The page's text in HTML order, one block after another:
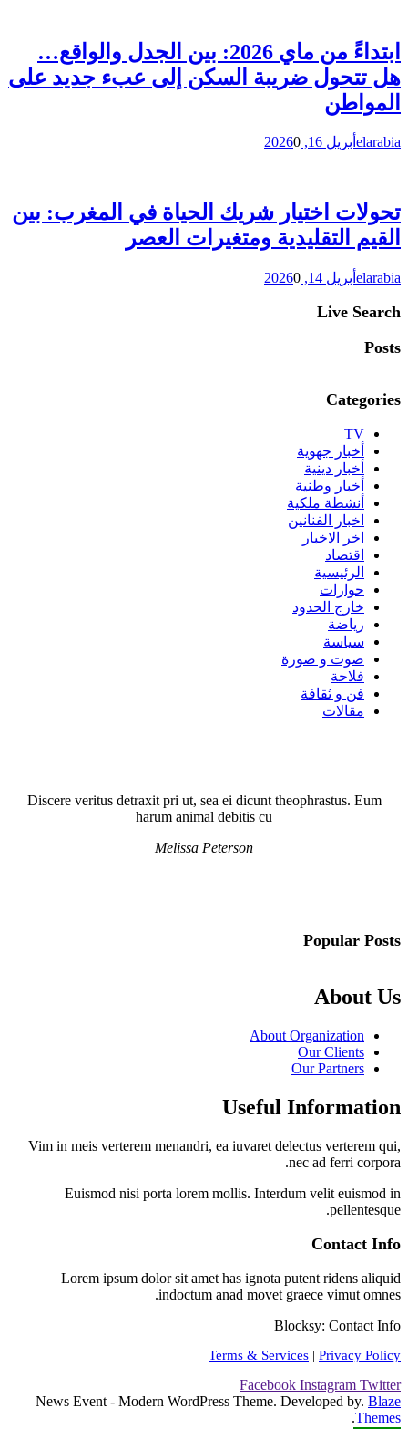
ابتداءً من ماي 2026: بين الجدل والواقع…
هل تتحول ضريبة السكن إلى عبء جديد على
المواطن
elarabia أبريل 16, 2026 0
تحولات اختيار شريك الحياة في المغرب: بين
القيم التقليدية ومتغيرات العصر
elarabia أبريل 14, 2026 0
Live Search
Posts
Categories
TV
أخبار جهوية
أخبار دينية
أخبار وطنية
أنشطة ملكية
اخبار الفنانين
اخر الاخبار
اقتصاد
الرئيسية
حوارات
خارج الحدود
رياضة
سياسة
صوت و صورة
فلاحة
فن و ثقافة
مقالات
Discere veritus detraxit pri ut, sea ei dicunt theophrastus. Eum
harum animal debitis cu
Melissa Peterson
Popular Posts
About Us
About Organization
Our Clients
Our Partners
Useful Information
Vim in meis verterem menandri, ea iuvaret delectus verterem qui,
nec ad ferri corpora.
Euismod nisi porta lorem mollis. Interdum velit euismod in
pellentesque.
Contact Info
Lorem ipsum dolor sit amet has ignota putent ridens aliquid
indoctum anad movet graece vimut omnes.
Blocksy: Contact Info
Terms & Services | Privacy Policy
Facebook Instagram Twitter
News Event - Modern WordPress Theme. Developed by. Blaze
Themes
.